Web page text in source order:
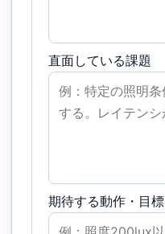
直面している課題
期待する動作・目標